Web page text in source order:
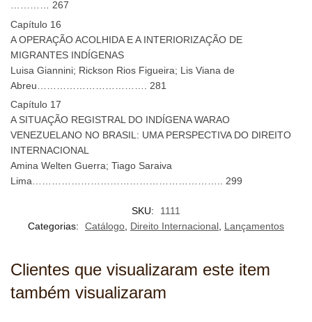
………… 267
Capítulo 16
A OPERAÇÃO ACOLHIDA E A INTERIORIZAÇÃO DE
MIGRANTES INDÍGENAS
Luisa Giannini; Rickson Rios Figueira; Lis Viana de
Abreu……………………………. 281
Capítulo 17
A SITUAÇÃO REGISTRAL DO INDÍGENA WARAO
VENEZUELANO NO BRASIL: UMA PERSPECTIVA DO DIREITO
INTERNACIONAL
Amina Welten Guerra; Tiago Saraiva
Lima………………………………………………….. 299
SKU:
1111
Categorias:
Catálogo, Direito Internacional, Lançamentos
Clientes que visualizaram este item
também visualizaram